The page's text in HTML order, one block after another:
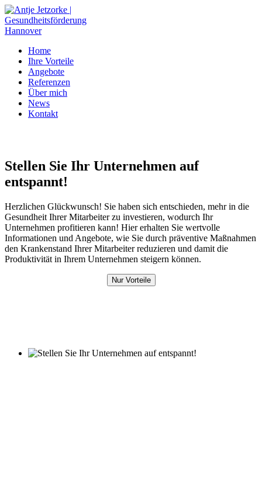
Home
Ihre Vorteile
Angebote
Referenzen
Über mich
News
Kontakt
Stellen Sie Ihr Unternehmen auf
entspannt!
Herzlichen Glückwunsch! Sie haben sich entschieden, mehr in die
Gesundheit Ihrer Mitarbeiter zu investieren, wodurch Ihr
Unternehmen profitieren kann! Hier erhalten Sie wertvolle
Informationen und Angebote, wie Sie durch präventive Maßnahmen
den Krankenstand Ihrer Mitarbeiter reduzieren und damit die
Produktivität in Ihrem Unternehmen steigern können.
Nur Vorteile